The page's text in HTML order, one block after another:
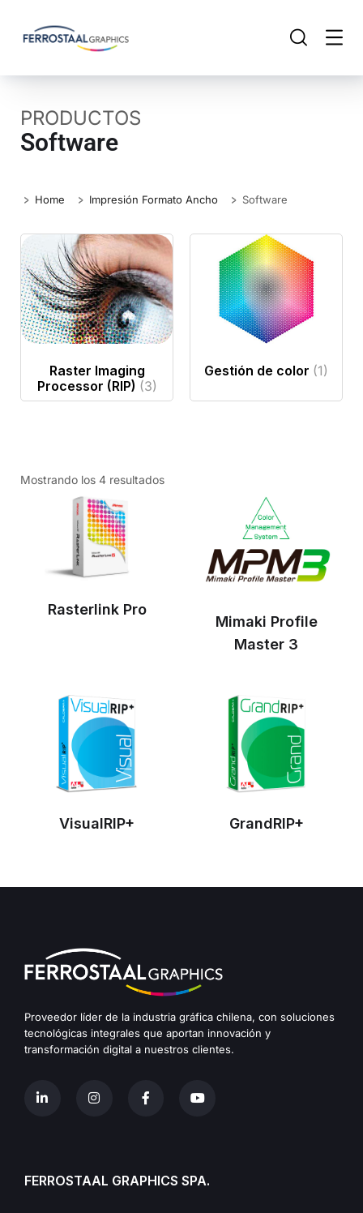
PRODUCTOS
Software
Home Impresión Formato Ancho Software
Raster Imaging
Processor (RIP) (3)
Gestión de color (1)
Mostrando los 4 resultados
Rasterlink Pro
Mimaki Profile
Master 3
VisualRIP+ GrandRIP+
Proveedor líder de la industria gráfica chilena, con soluciones
tecnológicas integrales que aportan innovación y
transformación digital a nuestros clientes.
FERROSTAAL GRAPHICS SPA.